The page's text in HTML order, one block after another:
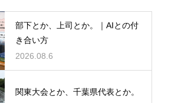
部下とか、上司とか。｜AIとの付
き合い方
2026.08.6
関東大会とか、千葉県代表とか。